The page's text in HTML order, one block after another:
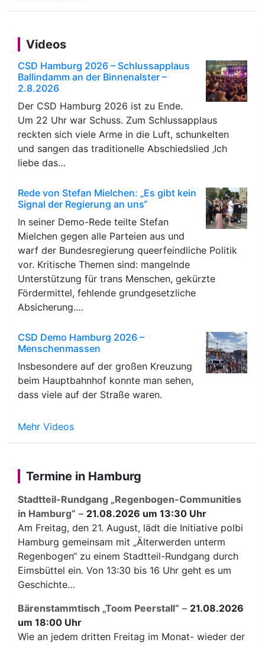
Videos
CSD Hamburg 2026 – Schlussapplaus
Ballindamm an der Binnenalster –
2.8.2026
Der CSD Hamburg 2026 ist zu Ende.
Um 22 Uhr war Schuss. Zum Schlussapplaus
reckten sich viele Arme in die Luft, schunkelten
und sangen das traditionelle Abschiedslied ‚Ich
liebe das…
Rede von Stefan Mielchen: „Es gibt kein
Signal der Regierung an uns“
In seiner Demo-Rede teilte Stefan
Mielchen gegen alle Parteien aus und
warf der Bundesregierung queerfeindliche Politik
vor. Kritische Themen sind: mangelnde
Unterstützung für trans Menschen, gekürzte
Fördermittel, fehlende grundgesetzliche
Absicherung.…
CSD Demo Hamburg 2026 –
Menschenmassen
Insbesondere auf der großen Kreuzung
beim Hauptbahnhof konnte man sehen,
dass viele auf der Straße waren.
Mehr Videos
Termine in Hamburg
Stadtteil-Rundgang „Regenbogen-Communities
in Hamburg“ – 21.08.2026 um 13:30 Uhr
Am Freitag, den 21. August, lädt die Initiative polbi
Hamburg gemeinsam mit „Älterwerden unterm
Regenbogen“ zu einem Stadtteil-Rundgang durch
Eimsbüttel ein. Von 13:30 bis 16 Uhr geht es um
Geschichte…
Bärenstammtisch „Toom Peerstall“ – 21.08.2026
um 18:00 Uhr
Wie an jedem dritten Freitag im Monat- wieder der